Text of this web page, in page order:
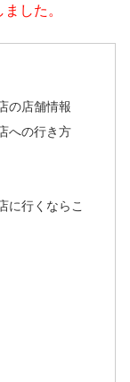
した。
の店舗情報
への行き方
に行くならこ